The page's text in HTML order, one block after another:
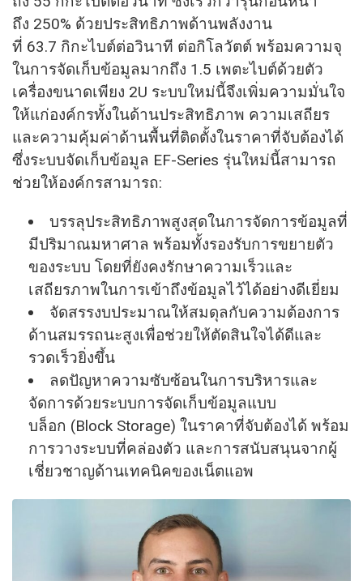
ถึง 250% ด้วยประสิทธิภาพด้านพลังงาน
ที่ 63.7 กิกะไบต์ต่อวินาที ต่อกิโลวัตต์ พร้อมความจุ
ในการจัดเก็บข้อมูลมากถึง 1.5 เพตะไบต์ด้วยตัว
เครื่องขนาดเพียง 2U ระบบใหม่นี้จึงเพิ่มความมั่นใจ
ให้แก่องค์กรทั้งในด้านประสิทธิภาพ ความเสถียร
และความคุ้มค่าด้านพื้นที่ติดตั้งในราคาที่จับต้องได้
ซึ่งระบบจัดเก็บข้อมูล EF-Series รุ่นใหม่นี้สามารถ
ช่วยให้องค์กรสามารถ:
บรรลุประสิทธิภาพสูงสุดในการจัดการข้อมูลที่
มีปริมาณมหาศาล พร้อมทั้งรองรับการขยายตัว
ของระบบ โดยที่ยังคงรักษาความเร็วและ
เสถียรภาพในการเข้าถึงข้อมูลไว้ได้อย่างดีเยี่ยม
จัดสรรงบประมาณให้สมดุลกับความต้องการ
ด้านสมรรถนะสูงเพื่อช่วยให้ตัดสินใจได้ดีและ
รวดเร็วยิ่งขึ้น
ลดปัญหาความซับซ้อนในการบริหารและ
จัดการด้วยระบบการจัดเก็บข้อมูลแบบ
บล็อก (Block Storage) ในราคาที่จับต้องได้ พร้อม
การวางระบบที่คล่องตัว และการสนับสนุนจากผู้
เชี่ยวชาญด้านเทคนิคของเน็ตแอพ